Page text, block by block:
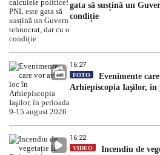
gata să susțină un
condiție
16:27
FOTO
Evenimente
Arhiepiscopia Iaşilor, în
16:22
VIDEO
Incendiu de